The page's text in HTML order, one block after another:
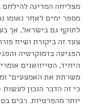
מצליחה המדינה להילחם
מספר ימים לאחר נאומו
לתוקף גם בישראל, אך
צעד זה ביקורת ושיח
הפגיעה בדמוקרטיה
היחיד, הטייוואנים
משרתת את האמצעים״
כי זה הדבר הנכון
יותר מהפרטיות. רבים